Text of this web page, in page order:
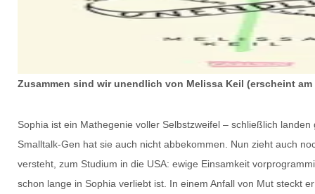
Zusammen sind wir unendlich von Melissa Keil (erscheint am
Sophia ist ein Mathegenie voller Selbstzweifel – schließlich
Smalltalk-Gen hat sie auch nicht abbekommen. Nun zieht auch
versteht, zum Studium in die USA: ewige Einsamkeit
schon lange in Sophia verliebt ist. In einem Anfall von Mut steckt